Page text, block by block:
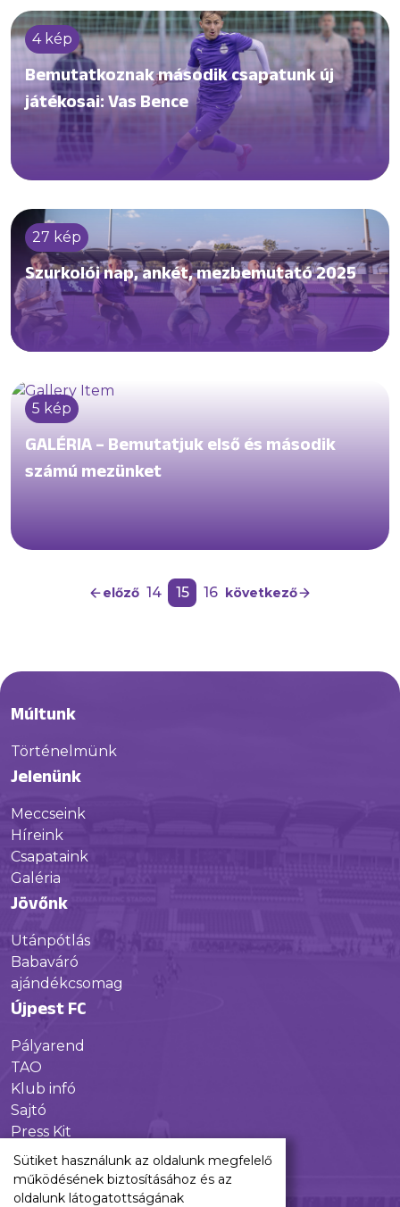
4 kép
Bemutatkoznak második csapatunk új
játékosai: Vas Bence
27 kép
Szurkolói nap, ankét, mezbemutató 2025
5 kép
GALÉRIA – Bemutatjuk első és második
számú mezünket
előző 14 15 16 következő
Múltunk
Történelmünk
Jelenünk
Meccseink
Híreink
Csapataink
Galéria
Jövőnk
Utánpótlás
Babaváró
ajándékcsomag
Újpest FC
Pályarend
TAO
Klub infó
Sajtó
Press Kit
Újpest FC Shop
Digitális felületeink
Sütiket használunk az oldalunk megfelelő
működésének biztosításához és az
oldalunk látogatottságának